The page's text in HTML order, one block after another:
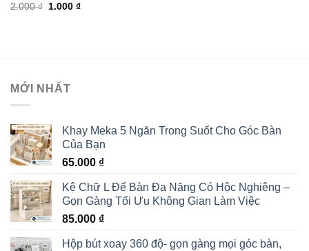
2.000₫ 1.000 ₫
MỚI NHẤT
Khay Meka 5 Ngăn Trong Suốt Cho Góc Bàn
Của Bạn
65.000 ₫
Kệ Chữ L Để Bàn Đa Năng Có Hộc Nghiêng –
Gọn Gàng Tối Ưu Không Gian Làm Việc
85.000 ₫
Hộp bút xoay 360 độ- gọn gàng mọi góc bàn,